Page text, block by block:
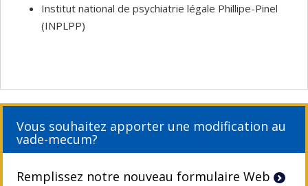
Institut national de psychiatrie légale Phillipe-Pinel
(INPLPP)
Vous souhaitez apporter une modification au
vade-mecum?
Remplissez notre nouveau formulaire Web